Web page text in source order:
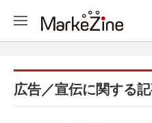
広告／宣伝に関する